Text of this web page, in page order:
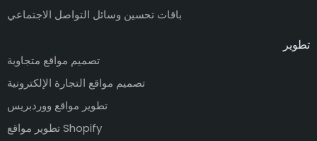
باقات تحسين وسائل التواصل الاجتماعي
تطوير
تصميم مواقع متجاوبة
تصميم مواقع التجارة الإلكترونية
تطوير مواقع ووردبريس
تطوير مواقع Shopify